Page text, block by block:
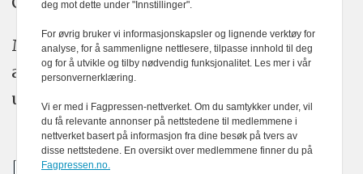
Medier24s redaksjon har alltid det fulle
ansvar for publisert innhold, med eller
uten bruk av kunstig intelligens.
deg mot dette under "Innstillinger".
For øvrig bruker vi informasjonskapsler og lignende verktøy for
analyse, for å sammenligne nettlesere, tilpasse innhold til deg
og for å utvikle og tilby nødvendig funksjonalitet. Les mer i vår
personvernerklæring.
Vi er med i Fagpressen-nettverket. Om du samtykker under, vil
du få relevante annonser på nettstedene til medlemmene i
nettverket basert på informasjon fra dine besøk på tvers av
disse nettstedene. En oversikt over medlemmene finner du på
Fagpressen.no.